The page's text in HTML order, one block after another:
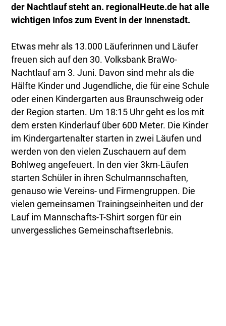
der Nachtlauf steht an. regionalHeute.de hat alle
wichtigen Infos zum Event in der Innenstadt.
Etwas mehr als 13.000 Läuferinnen und Läufer
freuen sich auf den 30. Volksbank BraWo-
Nachtlauf am 3. Juni. Davon sind mehr als die
Hälfte Kinder und Jugendliche, die für eine Schule
oder einen Kindergarten aus Braunschweig oder
der Region starten. Um 18:15 Uhr geht es los mit
dem ersten Kinderlauf über 600 Meter. Die Kinder
im Kindergartenalter starten in zwei Läufen und
werden von den vielen Zuschauern auf dem
Bohlweg angefeuert. In den vier 3km-Läufen
starten Schüler in ihren Schulmannschaften,
genauso wie Vereins- und Firmengruppen. Die
vielen gemeinsamen Trainingseinheiten und der
Lauf im Mannschafts-T-Shirt sorgen für ein
unvergessliches Gemeinschaftserlebnis.